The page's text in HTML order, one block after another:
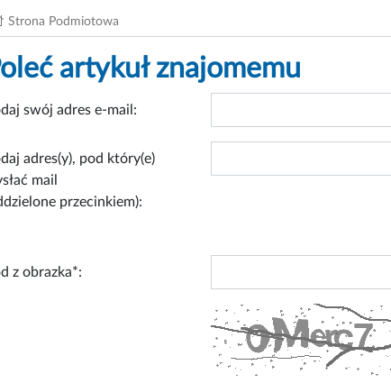
Strona Podmiotowa
artykuł znajomemu
swój adres e-mail:
adres(y), pod który(e)
mail
przecinkiem):
z obrazka*: